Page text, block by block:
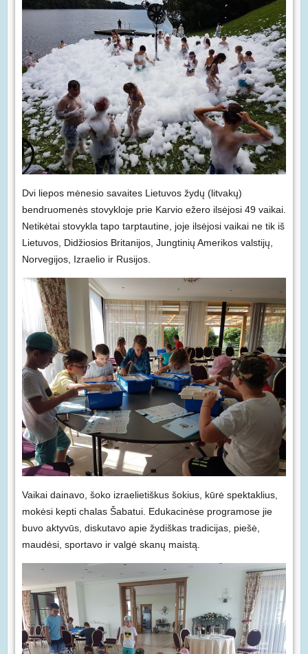
Dvi liepos mėnesio savaites Lietuvos žydų (litvakų)
bendruomenės stovykloje prie Karvio ežero ilsėjosi 49 vaikai.
Netikėtai stovykla tapo tarptautine, joje ilsėjosi vaikai ne tik iš
Lietuvos, Didžiosios Britanijos, Jungtinių Amerikos valstijų,
Norvegijos, Izraelio ir Rusijos.
Vaikai dainavo, šoko izraelietiškus šokius, kūrė spektaklius,
mokėsi kepti chalas Šabatui. Edukacinėse programose jie
buvo aktyvūs, diskutavo apie žydiškas tradicijas, piešė,
maudėsi, sportavo ir valgė skanų maistą.